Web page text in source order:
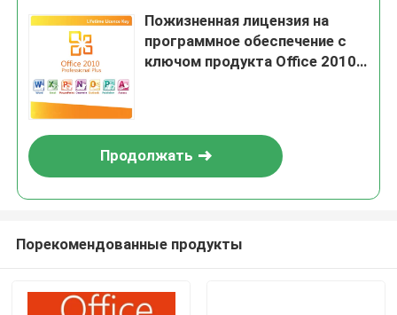
Пожизненная лицензия на
программное обеспечение с
ключом продукта Office 2010
Продолжать
Порекомендованные продукты